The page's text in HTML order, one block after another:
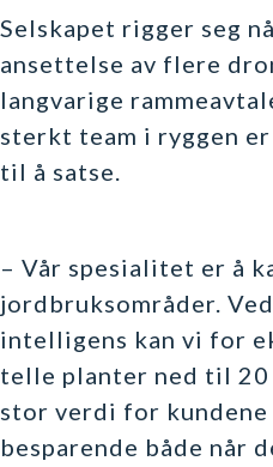
Selskapet rigger seg
ansettelse av flere
langvarige
sterkt team i ryggen
til å satse.
– Vår spesialitet er å
jordbruksområder.
intelligens kan vi for
telle planter ned til 20
stor verdi for
besparende både når